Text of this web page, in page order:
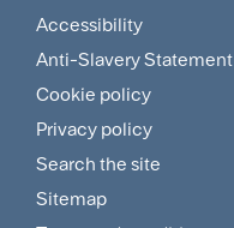
Footer
Sitemap
and
Policies
Menu
Accessibility
Anti-Slavery Statement
Cookie policy
Privacy policy
Search the site
Sitemap